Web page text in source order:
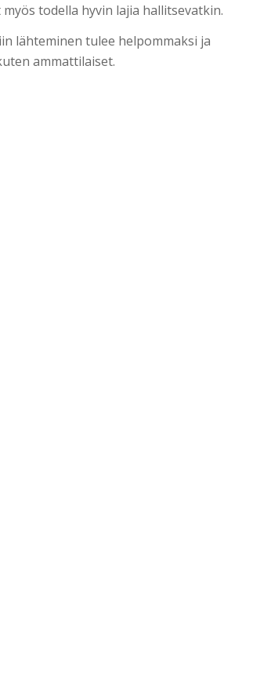
todella hyvin lajia hallitsevatkin.
lähteminen tulee helpommaksi ja
ammattilaiset.